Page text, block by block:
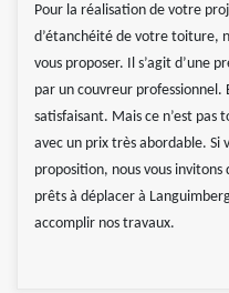
Pour la réalisation de votre
d’étanchéité de votre toiture,
vous proposer. Il s’agit d’une
par un couvreur
satisfaisant. Mais ce n’est pas
avec un prix très abordable.
proposition, nous vous invitons
prêts à déplacer à
accomplir nos travaux.